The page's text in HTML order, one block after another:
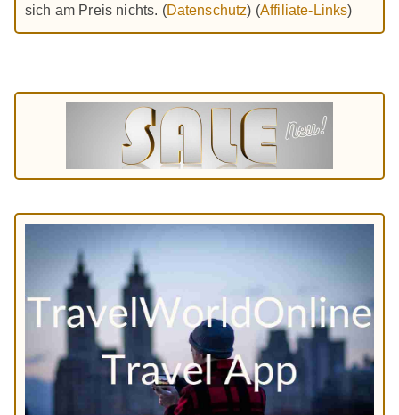
sich am Preis nichts. (Datenschutz) (Affiliate-Links)